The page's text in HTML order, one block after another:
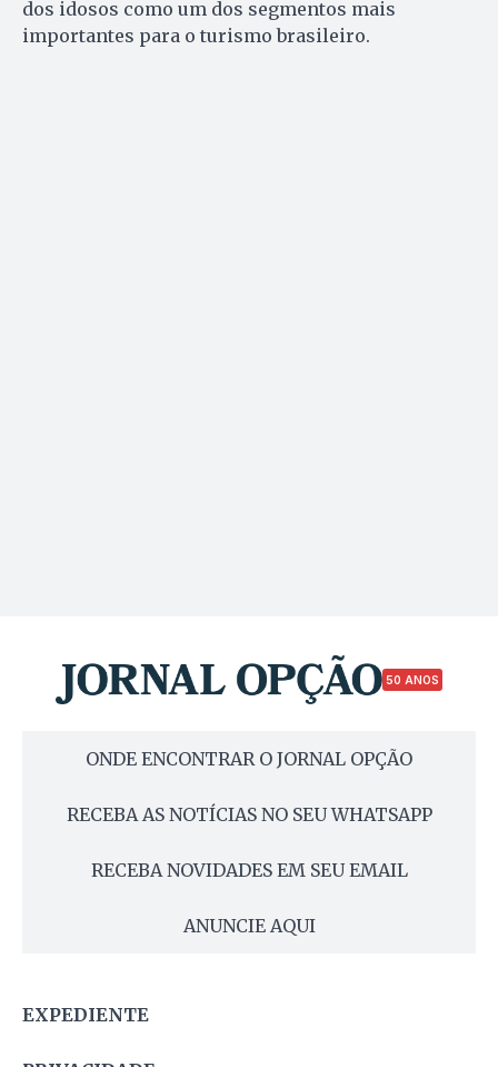
dos idosos como um dos segmentos mais
importantes para o turismo brasileiro.
50 ANOS
ONDE ENCONTRAR O JORNAL OPÇÃO
RECEBA AS NOTÍCIAS NO SEU WHATSAPP
RECEBA NOVIDADES EM SEU EMAIL
ANUNCIE AQUI
EXPEDIENTE